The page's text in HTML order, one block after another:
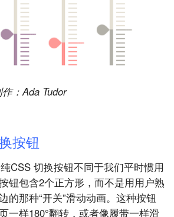
：Ada Tudor
按钮
CSS 切换按钮不同于我们平时惯用
钮包含2个正方形，而不是用用户熟
的那种“开关”滑动动画。这种按钮
一样180°翻转，或者像履带一样滑